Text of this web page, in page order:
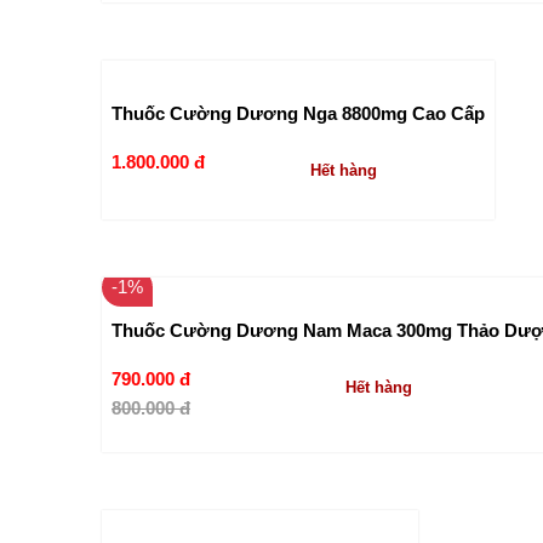
Thuốc Cường Dương Nga 8800mg Cao Cấp
1.800.000 đ Hết hàng
-1%
Thuốc Cường Dương Nam Maca 300mg Thảo
790.000 đ
800.000 đ
Hết hàng